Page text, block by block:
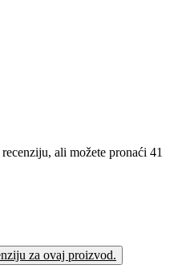
ali možete pronaći 41
za ovaj proizvod.